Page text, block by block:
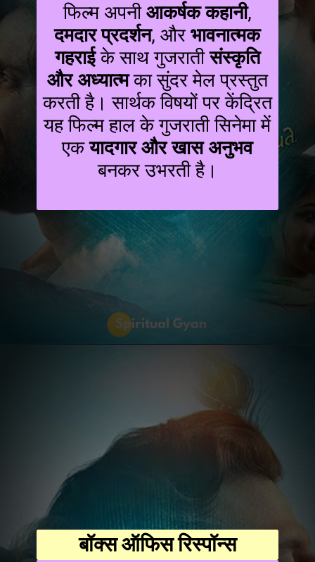
फिल्म अपनीआकर्षक कहानी,
दमदार प्रदर्शन, औरभावनात्मक
गहराईके साथ गुजरातीसंस्कृति
और अध्यात्मका सुंदर मेल प्रस्तुत
करती है। सार्थक विषयों पर केंद्रित
यह फिल्म हाल के गुजराती सिनेमा में
एकयादगार और खास अनुभव
बनकर उभरती है।
बॉक्स ऑफिस रिस्पॉन्स